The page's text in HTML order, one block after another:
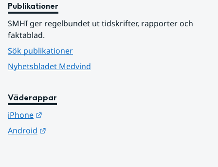
Publikationer
SMHI ger regelbundet ut tidskrifter, rapporter och
faktablad.
Sök publikationer
Nyhetsbladet Medvind
Väderappar
iPhone
Android